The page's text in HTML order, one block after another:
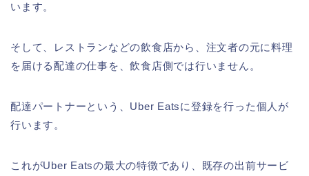
います。
そして、レストランなどの飲食店から、注文者の元に料理
を届ける配達の仕事を、飲食店側では行いません。
配達パートナーという、Uber Eatsに登録を行った個人が
行います。
これがUber Eatsの最大の特徴であり、既存の出前サービ